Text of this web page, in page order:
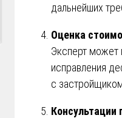
дальнейших
Оценка
Эксперт может
исправления
с
Консультации